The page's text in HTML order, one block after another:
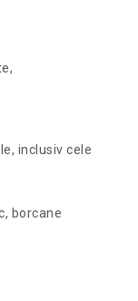
inclusiv cele
borcane